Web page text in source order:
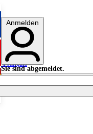
English
Français
Anmelden
Sie sind abgemeldet.
Anmelden
Licht aus